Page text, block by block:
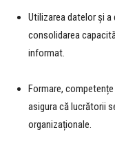
Utilizarea datelor și
consolidarea
informat.
Formare,
asigura că lucrătorii
organizaționale.